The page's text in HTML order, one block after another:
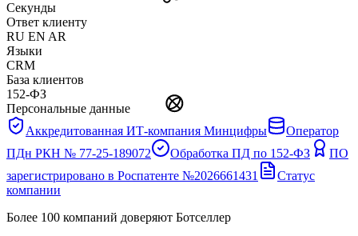
Секунды
Ответ клиенту
RU EN AR
Языки
CRM
База клиентов
152-ФЗ
Персональные данные
Аккредитованная ИТ-компания Минцифры
Оператор
ПДн РКН № 77-25-189072
Обработка ПД по 152-ФЗ
ПО
зарегистрировано в Роспатенте №2026661431
Статус
компании
Более 100 компаний доверяют Ботселлер